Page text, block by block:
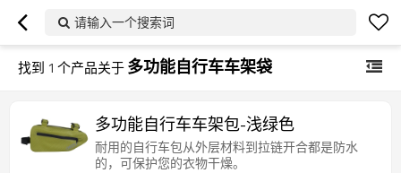
请输入一个搜索词
找到 1 个产品关于多功能自行车车架袋
多功能自行车车架包-浅绿色
耐用的自行车包从外层材料到拉链开合都是防水
的，可保护您的衣物干燥。